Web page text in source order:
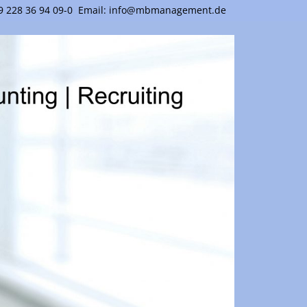
228 36 94 09-0 Email: info@mbmanagement.de